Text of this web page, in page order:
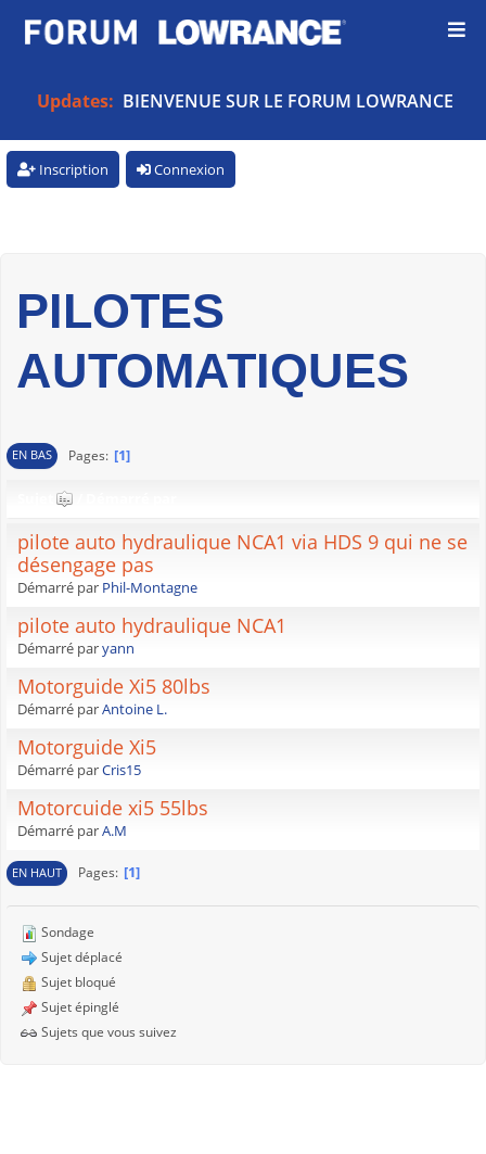
Updates: BIENVENUE SUR LE FORUM LOWRANCE
Inscription Connexion
PILOTES
AUTOMATIQUES
EN BAS Pages 1
pilote auto hydraulique NCA1 via HDS 9 qui ne se
désengage pas
Démarré par Phil-Montagne
pilote auto hydraulique NCA1
Démarré paryann
Motorguide Xi5 80lbs
Démarré parAntoine L.
Motorguide Xi5
Démarré parCris15
Motorcuide xi5 55lbs
Démarré parA.M
EN HAUT Pages 1
Sondage
Sujet déplacé
Sujet bloqué
Sujet épinglé
Sujets que vous suivez